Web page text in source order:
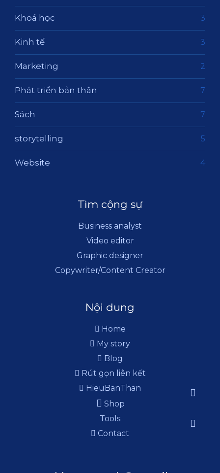
Khoá học 3
Kinh tế 3
Marketing 2
Phát triển bản thân 7
Sách 7
storytelling 5
Website 4
Tìm cộng sự
Business analyst
Video editor
Graphic designer
Copywriter/Content Creator
Nội dung
Home
My story
Blog
Rút gọn liên kết
HieuBanThan
Shop
Tools
Contact